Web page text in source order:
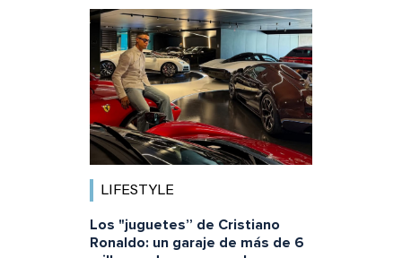
LIFESTYLE
Los "juguetes” de Cristiano
Ronaldo: un garaje de más de 6